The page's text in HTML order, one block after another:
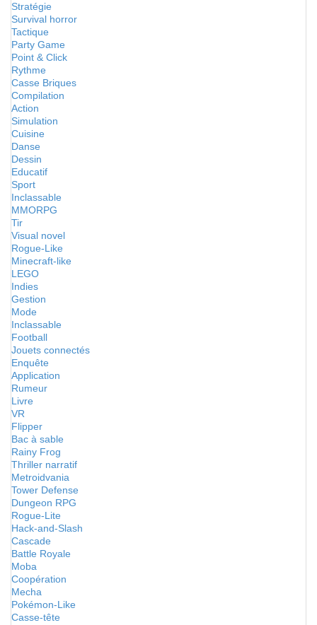
Stratégie
Survival horror
Tactique
Party Game
Point & Click
Rythme
Casse Briques
Compilation
Action
Simulation
Cuisine
Danse
Dessin
Educatif
Sport
Inclassable
MMORPG
Tir
Visual novel
Rogue-Like
Minecraft-like
LEGO
Indies
Gestion
Mode
Inclassable
Football
Jouets connectés
Enquête
Application
Rumeur
Livre
VR
Flipper
Bac à sable
Rainy Frog
Thriller narratif
Metroidvania
Tower Defense
Dungeon RPG
Rogue-Lite
Hack-and-Slash
Cascade
Battle Royale
Moba
Coopération
Mecha
Pokémon-Like
Casse-tête